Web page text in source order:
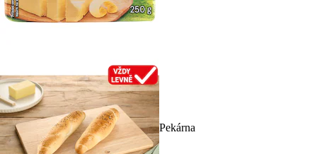
Pekárna